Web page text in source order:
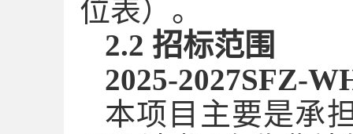
位表） 。
2.2 招标范围
2025-2027SFZ-
本项目主要是承